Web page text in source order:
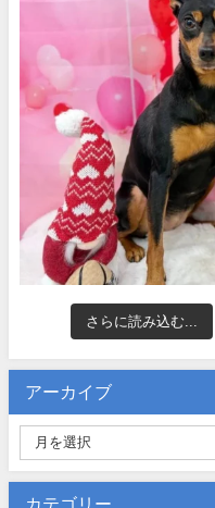
さらに読み込む...
アーカイブ
カテゴリー